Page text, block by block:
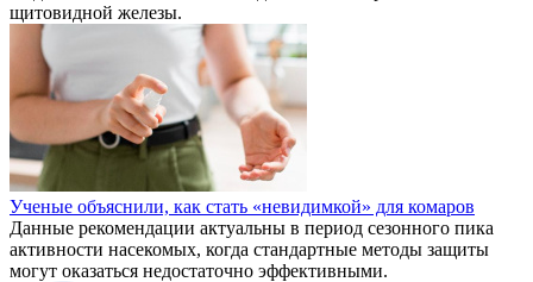
щитовидной железы.
Ученые объяснили, как стать «невидимкой» для комаров
Данные рекомендации актуальны в период сезонного пика
активности насекомых, когда стандартные методы защиты
могут оказаться недостаточно эффективными.